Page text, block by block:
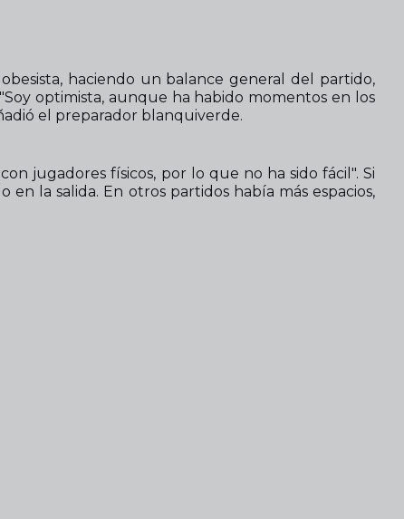
haciendo un balance general del partido,
optimista, aunque ha habido momentos en los
el preparador blanquiverde.
jugadores físicos, por lo que no ha sido fácil". Si
la salida. En otros partidos había más espacios,